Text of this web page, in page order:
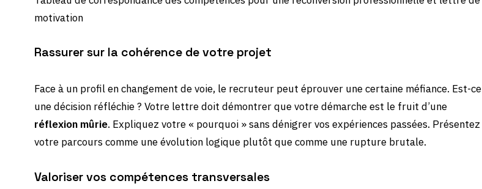
motivation
Rassurer sur la cohérence de votre projet
Face à un profil en changement de voie, le recruteur peut éprouver une certaine méfiance. Est-ce
une décision réfléchie ? Votre lettre doit démontrer que votre démarche est le fruit d’une
réflexion mûrie. Expliquez votre « pourquoi » sans dénigrer vos expériences passées. Présentez
votre parcours comme une évolution logique plutôt que comme une rupture brutale.
Valoriser vos compétences transversales